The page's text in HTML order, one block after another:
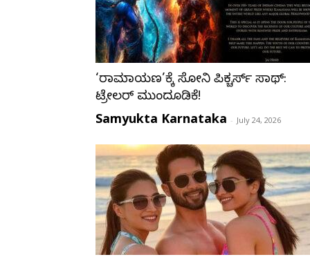
‘ರಾಮಾಯಣ’ಕ್ಕೆ ಸೋನಿ ಪಿಕ್ಚರ್ಸ್ ಸಾಥ್:
ಟ್ರೇಲರ್ ಮುಂದೂಡಿಕೆ!
Samyukta Karnataka - July 24, 2026